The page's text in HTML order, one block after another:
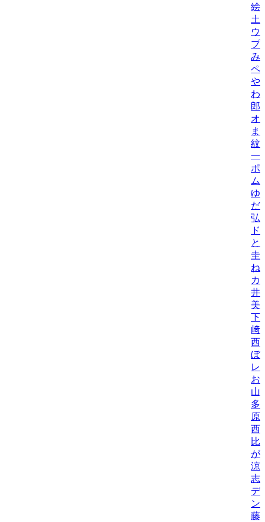
絵/
土
ウ
プ
み/
ペ/
や
わ
郎
オ
ま
紋/
一
ポ
ム
ゆ
だ
弘
ド
と
圭/
ね
カ
井
美/
下
﨑
西
ぼ/
レ
お
山
多
原
西
比
が
涼/
志
デ
ン
藤